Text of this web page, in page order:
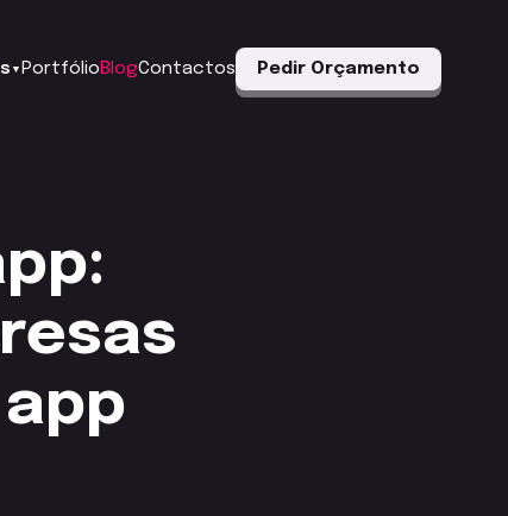
▼ PortfólioBlogContactos Pedir Orçamento